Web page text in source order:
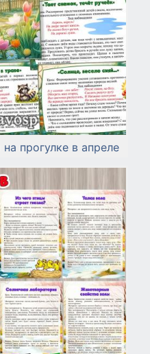
прогулке в апреле